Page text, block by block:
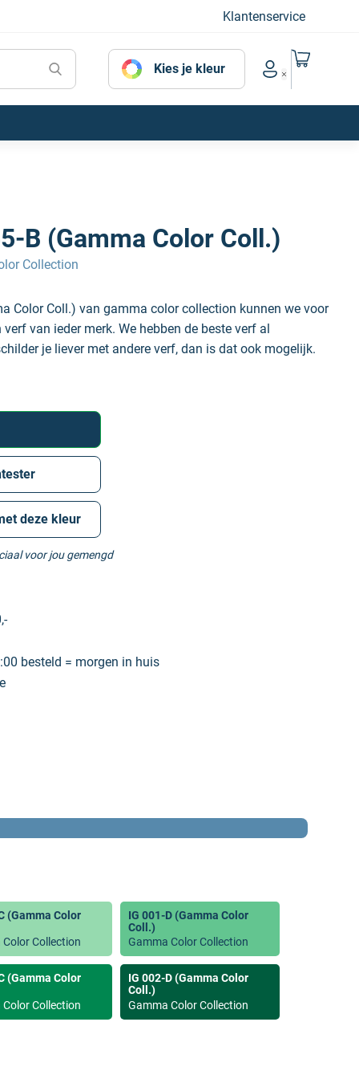
Klantenservice
Kies je kleur
Account menu
Naar mijn
B (Gamma Color Coll.)
Collection
Color Coll.) van gamma color collection kunnen we voor
van ieder merk. We hebben de beste verf al
je liever met andere verf, dan is dat ook mogelijk.
deze kleur
voor jou gemengd
besteld = morgen in huis
(Gamma Color
Collection
IG 001-D (Gamma Color
Coll.)
Gamma Color Collection
(Gamma Color
Collection
IG 002-D (Gamma Color
Coll.)
Gamma Color Collection